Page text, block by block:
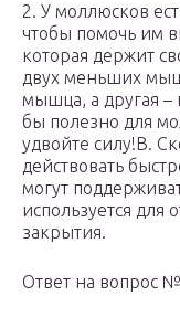
2. У моллюсков
чтобы помочь им
которая держит
двух меньших
мышца, а другая –
бы полезно для
удвойте силу!B.
действовать
могут
используется для
закрытия.
Ответ на вопрос